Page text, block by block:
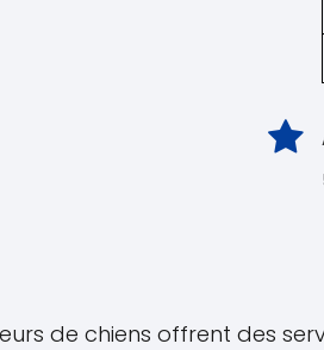
de chiens offrent des